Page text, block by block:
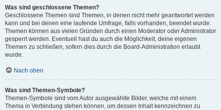
Was sind geschlossene Themen?
Geschlossene Themen sind Themen, in denen nicht mehr geantwortet werden
kann und bei denen eine laufende Umfrage, falls vorhanden, beendet wurde.
Themen können aus vielen Gründen durch einen Moderator oder Administrator
gesperrt werden. Eventuell hast du auch die Möglichkeit, deine eigenen
Themen zu schließen, sofern dies durch die Board-Administration erlaubt
wurde.
Nach oben
Was sind Themen-Symbole?
Themen-Symbole sind vom Autor ausgewählte Bilder, welche mit einem
Thema in Verbindung stehen können, um dessen Inhalt kennzeichnen zu